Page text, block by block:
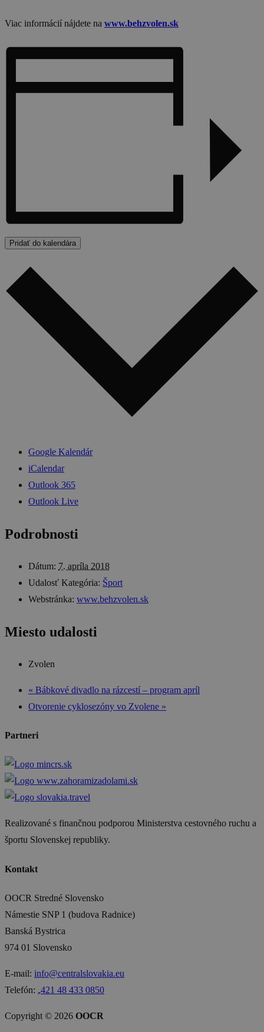
Viac informácií nájdete na www.behzvolen.sk
Pridať do kalendára
Google Kalendár
iCalendar
Outlook 365
Outlook Live
Podrobnosti
Dátum: 7. apríla 2018
Udalosť Kategória: Šport
Webstránka: www.behzvolen.sk
Miesto udalosti
Zvolen
« Bábkové divadlo na rázcestí – program apríl
Otvorenie cyklosezóny vo Zvolene »
Partneri
Realizované s finančnou podporou Ministerstva cestovného ruchu a
športu Slovenskej republiky.
Kontakt
OOCR Stredné Slovensko
Námestie SNP 1 (budova Radnice)
Banská Bystrica
974 01 Slovensko
E-mail: info@centralslovakia.eu
Telefón: ₊421 48 433 0850
Copyright © 2026 OOCR